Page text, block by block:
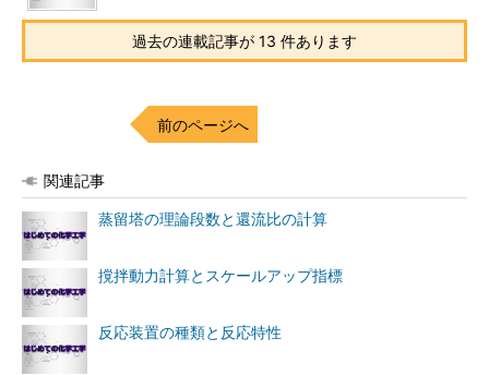
過去の連載記事が 13 件あります
前のページへ
関連記事
蒸留塔の理論段数と還流比の計算
撹拌動力計算とスケールアップ指標
反応装置の種類と反応特性